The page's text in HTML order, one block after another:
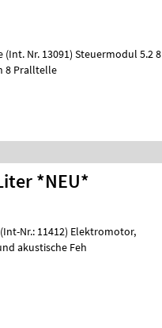
(Int. Nr. 13091) Steuermodul 5.2 8
8 Pralltelle
*NEU*
Fahrersitz aus, Optische und akustische Feh